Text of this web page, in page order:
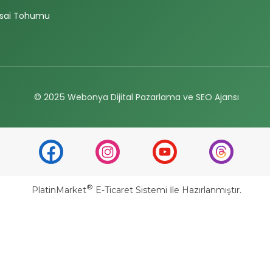
Tohumu
© 2025 Webonya Dijital Pazarlama ve SEO Ajansı
PlatinMarket® E-Ticaret Sistemi İle Hazırlanmıştır.